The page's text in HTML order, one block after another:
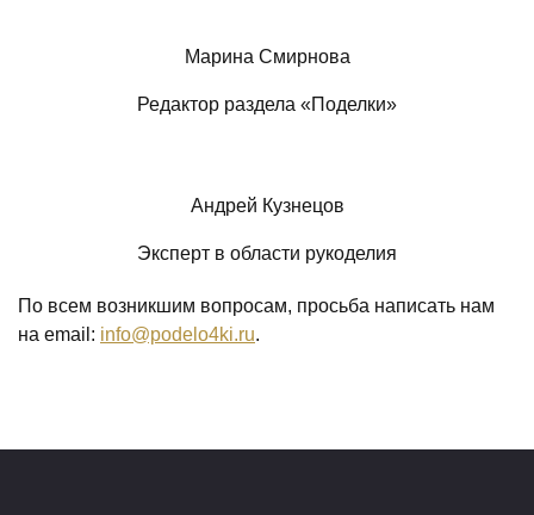
Марина Смирнова
Редактор раздела «Поделки»
Андрей Кузнецов
Эксперт в области рукоделия
По всем возникшим вопросам, просьба написать нам
на email: info@podelo4ki.ru.